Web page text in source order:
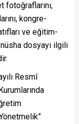
kongre-
ve eğitim-
dosyayı ilgili
Resmî